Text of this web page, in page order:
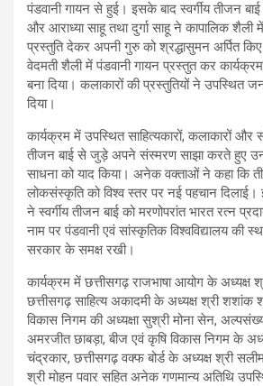
पंडवानी गायन से हुई। इसके बाद स्वर्गीय तीजन
और आराध्या साहू तथा दुर्गा साहू ने कापालिक शैली
प्रस्तुति देकर अपनी गुरु को श्रद्धासुमन अर्पित
वेदमती शैली में पंडवानी गायन प्रस्तुत कर
बना दिया। कलाकारों की प्रस्तुतियों ने उपस्थित
दिया।
कार्यक्रम में उपस्थित साहित्यकारों, कलाकारों और
तीजन बाई से जुड़े अपने संस्मरण साझा करते हुए
साधना को याद किया। अनेक वक्ताओं ने कहा कि
लोकसंस्कृति को विश्व स्तर पर नई पहचान
ने स्वर्गीय तीजन बाई को मरणोपरांत भारत रत्न
नाम पर पंडवानी एवं सांस्कृतिक विश्वविद्यालय की
सरकार के समक्ष रखी।
कार्यक्रम में छत्तीसगढ़ राजभाषा आयोग के अध्यक्ष
छत्तीसगढ़ साहित्य अकादमी के अध्यक्ष श्री शशांक
विकास निगम की अध्यक्षा सुश्री मोना सेन,
अमरजीत छाबड़ा, बीज एवं कृषि विकास निगम के
चंद्रकार, छत्तीसगढ़ वक्फ बोर्ड के अध्यक्ष श्री
श्री मोहन पवार सहित अनेक गणमान्य अतिथि